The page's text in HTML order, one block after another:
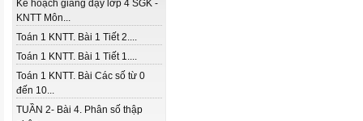
Kế hoạch giảng dạy lớp 4 SGK -
KNTT Môn...
Toán 1 KNTT. Bài 1 Tiết 2....
Toán 1 KNTT. Bài 1 Tiết 1....
Toán 1 KNTT. Bài Các số từ 0
đến 10...
TUẦN 2- Bài 4. Phân số thập